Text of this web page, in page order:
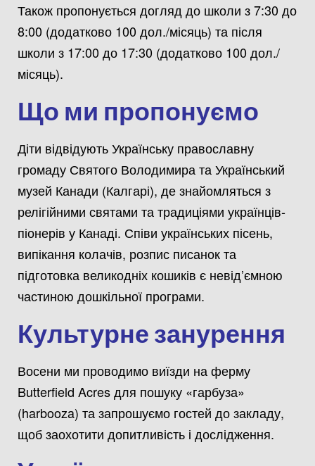
Також пропонується догляд до школи з 7:30 до
8:00 (додатково 100 дол./місяць) та після
школи з 17:00 до 17:30 (додатково 100 дол./
місяць).
Що ми пропонуємо
Діти відвідують Українську православну
громаду Святого Володимира та Український
музей Канади (Калгарі), де знайомляться з
релігійними святами та традиціями українців-
піонерів у Канаді. Співи українських пісень,
випікання колачів, розпис писанок та
підготовка великодніх кошиків є невід’ємною
частиною дошкільної програми.
Культурне занурення
Восени ми проводимо виїзди на ферму
Butterfield Acres для пошуку «гарбуза»
(harbooza) та запрошуємо гостей до закладу,
щоб заохотити допитливість і дослідження.